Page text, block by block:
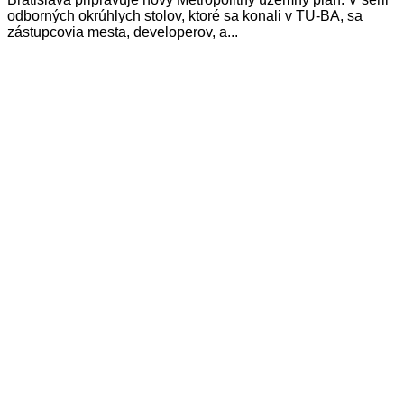
odborných okrúhlych stolov, ktoré sa konali v TU-BA, sa
zástupcovia mesta, developerov, a...